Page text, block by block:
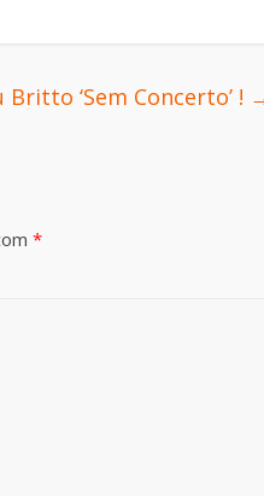
Britto ‘Sem Concerto’ !
*